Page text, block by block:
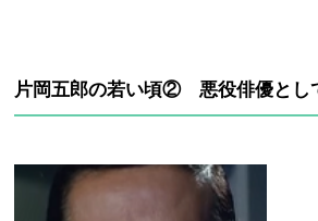
片岡五郎の若い頃② 悪役俳優とし